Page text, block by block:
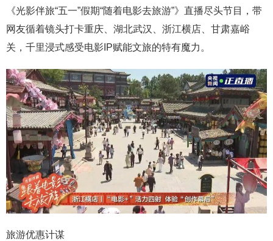
《光影伴旅“五一”假期“随着电影去旅游”》直播尽头节目，带
网友循着镜头打卡重庆、湖北武汉、浙江横店、甘肃嘉峪
关，千里浸式感受电影IP赋能文旅的特有魔力。
旅游优惠计谋